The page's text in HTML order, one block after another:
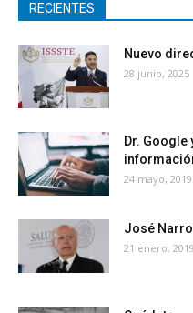
RECIENTES
Nuevo
28 junio, 2025
Dr. Google
24 mayo, 2019
José
21 enero, 2019